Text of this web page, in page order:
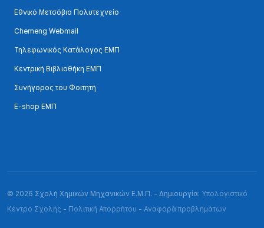
Εθνικό Μετσόβιο Πολυτεχνείο
Chemeng Webmail
Τηλεφωνικός Κατάλογος ΕΜΠ
Κεντρική Βιβλιοθήκη ΕΜΠ
Συνήγορος του Φοιτητή
E-shop ΕΜΠ
© 2026 Σχολή Χημικών Μηχανικών Ε.Μ.Π. - Δημιουργία: Υπολογιστικό
Κέντρο Σχολής - Πολιτική Απορρήτου - Αναφορά προβλημάτων